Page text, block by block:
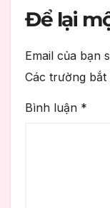
Để lại
Email của bạn
Các trường
Bình luận *